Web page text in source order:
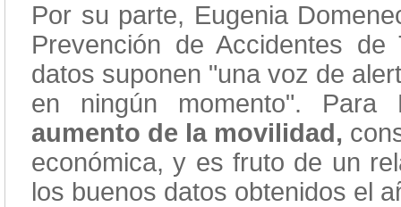
Por su parte, Eugenia
Prevención de Accidentes
datos suponen "una voz de
en ningún momento". Para
aumento de la movilidad,
económica, y es fruto de un
los buenos datos obtenidos el